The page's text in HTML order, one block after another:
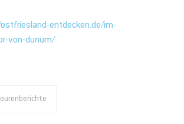
entdecken.de/im-
von-dunum/
Tourenberichte